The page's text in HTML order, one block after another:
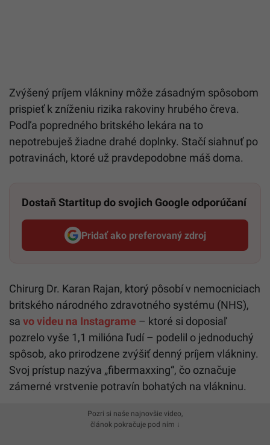
Zvýšený príjem vlákniny môže zásadným spôsobom
prispieť k zníženiu rizika rakoviny hrubého čreva.
Podľa popredného britského lekára na to
nepotrebuješ žiadne drahé doplnky. Stačí siahnuť po
potravinách, ktoré už pravdepodobne máš doma.
Dostaň Startitup do svojich Google odporúčaní
Pridať ako preferovaný zdroj
Startitup, odkaz sa otvorí v
Chirurg Dr. Karan Rajan, ktorý pôsobí v nemocniciach
britského národného zdravotného systému (NHS),
sa vo videu na Instagrame – ktoré si doposiaľ
pozrelo vyše 1,1 milióna ľudí – podelil o jednoduchý
spôsob, ako prirodzene zvýšiť denný príjem vlákniny.
Svoj prístup nazýva „fibermaxxing“, čo označuje
zámerné vrstvenie potravín bohatých na vlákninu.
Pozri si naše najnovšie video,
článok pokračuje pod ním ↓